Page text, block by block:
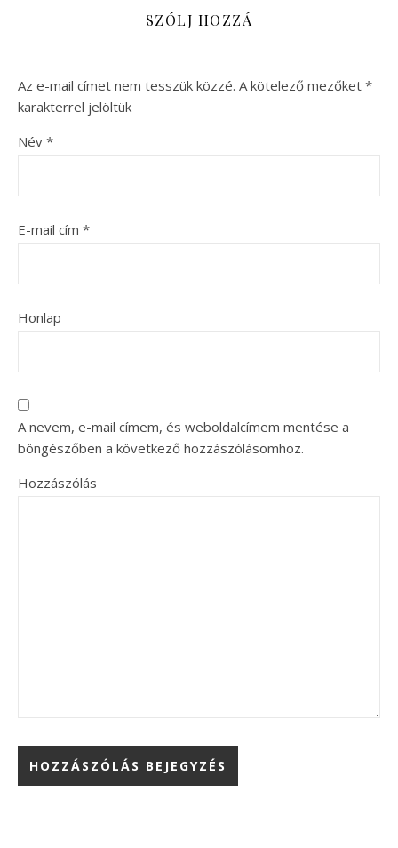
SZÓLJ HOZZÁ
Az e-mail címet nem tesszük közzé. A kötelező mezőket *
karakterrel jelöltük
Név *
E-mail cím *
Honlap
A nevem, e-mail címem, és weboldalcímem mentése a
böngészőben a következő hozzászólásomhoz.
Hozzászólás